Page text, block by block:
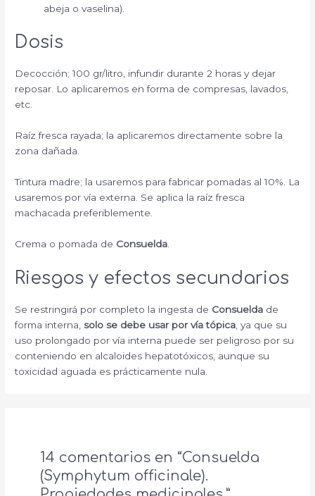
abeja o vaselina).
Dosis
Decocción; 100 gr/litro, infundir durante 2 horas y dejar
reposar. Lo aplicaremos en forma de compresas, lavados,
etc.
Raíz fresca rayada; la aplicaremos directamente sobre la
zona dañada.
Tintura madre; la usaremos para fabricar pomadas al 10%. La
usaremos por vía externa. Se aplica la raíz fresca
machacada preferiblemente.
Crema o pomada de Consuelda
Riesgos y efectos secundarios
Se restringirá por completo la ingesta de Consuelda de
forma interna, solo se debe usar por vía tópica , ya que su
uso prolongado por vía interna puede ser peligroso por su
conteniendo en alcaloides hepatotóxicos, aunque su
toxicidad aguada es prácticamente nula.
14 comentarios en “Consuelda
(Symphytum officinale).